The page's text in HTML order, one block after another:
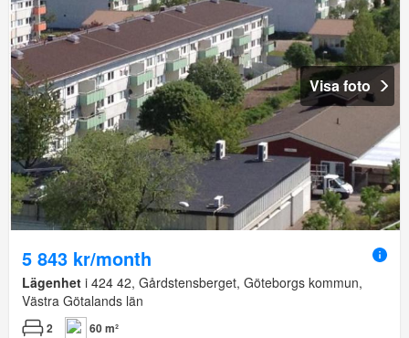
Visa foto
5 843 kr/month
Lägenhet i 424 42, Gårdstensberget, Göteborgs kommun,
Västra Götalands län
2 60 m²